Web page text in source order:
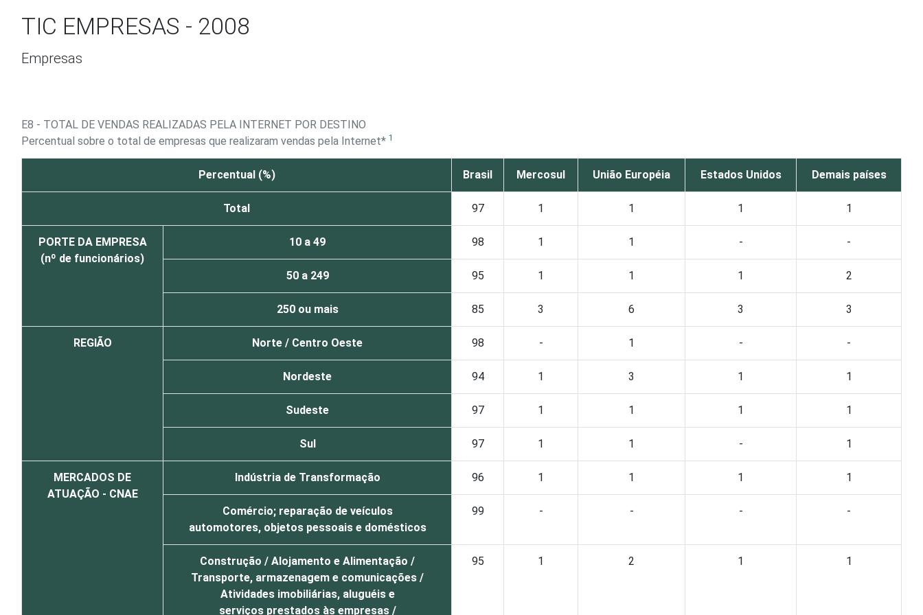
TIC EMPRESAS - 2008
Empresas
E8 - TOTAL DE VENDAS REALIZADAS PELA INTERNET POR DESTINO
Percentual sobre o total de empresas que realizaram vendas pela Internet* 1
Percentual (%) Brasil Mercosul União Européia Estados Unidos Demais países
Total 97 1 1 1 1
PORTE DA EMPRESA
(nº de funcionários)
10 a 49 98 1 1 - -
50 a 249 95 1 1 1 2
250 ou mais 85 3 6 3 3
REGIÃO Norte / Centro Oeste 98 - 1 - -
Nordeste 94 1 3 1 1
Sudeste 97 1 1 1 1
Sul 97 1 1 - 1
MERCADOS DE
ATUAÇÃO - CNAE
Indústria de Transformação 96 1 1 1 1
Comércio; reparação de veículos
automotores, objetos pessoais e domésticos
99 - - - -
Construção / Alojamento e Alimentação /
Transporte, armazenagem e comunicações /
Atividades imobiliárias, aluguéis e
serviços prestados às empresas /
95 1 2 1 1